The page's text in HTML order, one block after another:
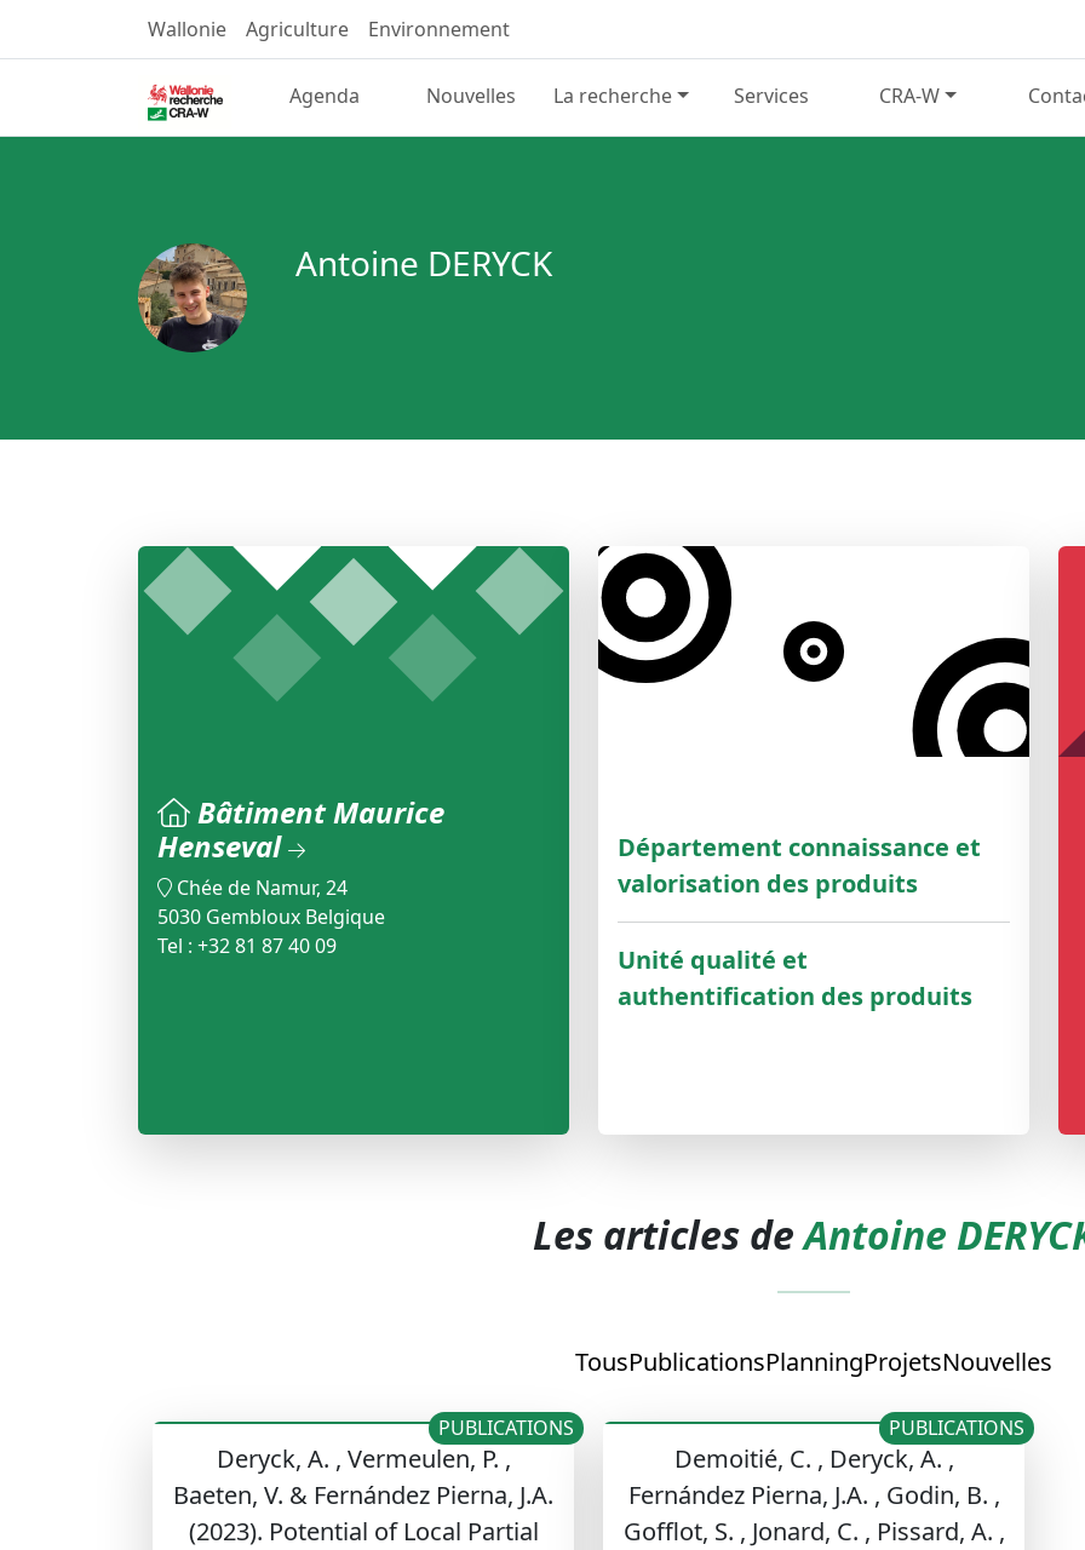
Wallonie Agriculture Environnement
Agenda Nouvelles La recherche Services CRA-W
Antoine DERYCK
Bâtiment Maurice
Henseval
Chée de Namur, 24
5030 Gembloux Belgique
Tel : +32 81 87 40 09
Département connaissance et
valorisation des produits
Unité qualité et
authentification des produits
Les articles deAntoine
TousPublicationsPlanningProjetsNouvelles
Deryck, A. , Vermeulen, P. ,
Baeten, V. & Fernández Pierna, J.A.
(2023). Potential of Local Partial
PUBLICATIONS
Demoitié, C. , Deryck, A. ,
Fernández Pierna, J.A. , Godin, B. ,
Gofflot, S. , Jonard, C. , Pissard, A. ,
PUBLICATIONS